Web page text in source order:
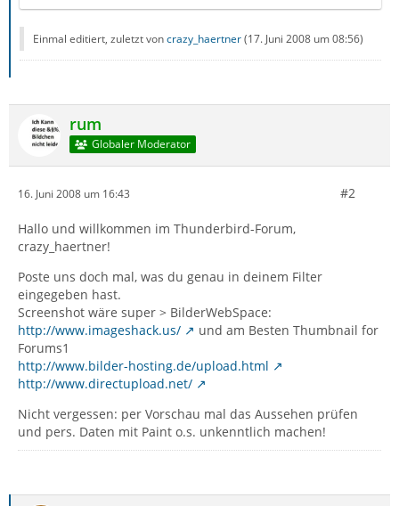
Einmal editiert, zuletzt voncrazy_haertner(17. Juni 2008 um 08:56)
rum
Globaler Moderator
16. Juni 2008 um 16:43 #2
Hallo und willkommen im Thunderbird-Forum,
crazy_haertner!
Poste uns doch mal, was du genau in deinem Filter
eingegeben hast.
Screenshot wäre super > BilderWebSpace:
http://www.imageshack.us/
und am Besten Thumbnail for
Forums1
http://www.bilder-hosting.de/upload.html
http://www.directupload.net/
Nicht vergessen: per Vorschau mal das Aussehen prüfen
und pers. Daten mit Paint o.s. unkenntlich machen!